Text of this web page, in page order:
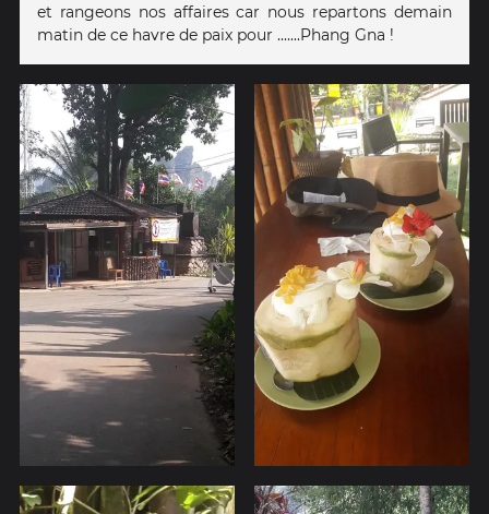
et rangeons nos affaires car nous repartons demain
matin de ce havre de paix pour .......Phang Gna !